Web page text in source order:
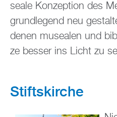
sea­le Kon­zep­ti­on des
grund­le­gend neu
de­nen mu­sea­len und
ze bes­ser ins Licht zu
Stifts­kir­che